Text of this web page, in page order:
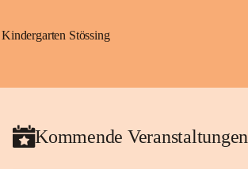
Kindergarten Stössing
Kommende Veranstaltungen